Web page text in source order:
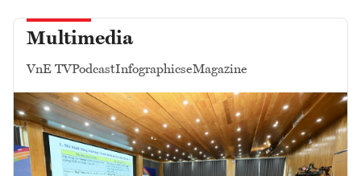
Multimedia
VnE TVPodcastInfographicseMagazine